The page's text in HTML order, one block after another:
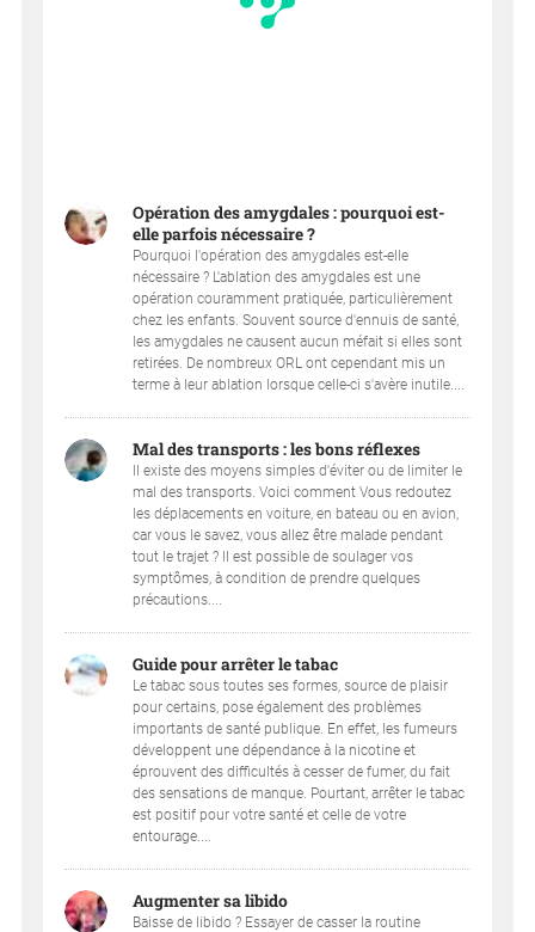
Opération des amygdales : pourquoi est-
elle parfois nécessaire ?
Pourquoi l'opération des amygdales est-elle
nécessaire ? L'ablation des amygdales est une
opération couramment pratiquée, particulièrement
chez les enfants. Souvent source d'ennuis de santé,
les amygdales ne causent aucun méfait si elles sont
retirées. De nombreux ORL ont cependant mis un
terme à leur ablation lorsque celle-ci s'avère inutile....
Mal des transports : les bons réflexes
Il existe des moyens simples d'éviter ou de limiter le
mal des transports. Voici comment Vous redoutez
les déplacements en voiture, en bateau ou en avion,
car vous le savez, vous allez être malade pendant
tout le trajet ? Il est possible de soulager vos
symptômes, à condition de prendre quelques
précautions....
Guide pour arrêter le tabac
Le tabac sous toutes ses formes, source de plaisir
pour certains, pose également des problèmes
importants de santé publique. En effet, les fumeurs
développent une dépendance à la nicotine et
éprouvent des difficultés à cesser de fumer, du fait
des sensations de manque. Pourtant, arrêter le tabac
est positif pour votre santé et celle de votre
entourage....
Augmenter sa libido
Baisse de libido ? Essayer de casser la routine